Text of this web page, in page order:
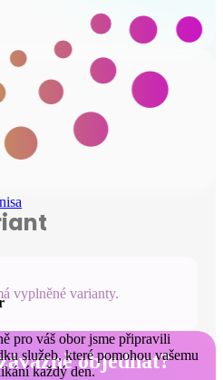
pro váš obor jsme připravili
služeb, které pomohou vašemu
každý den.
vyplněné varianty.
objednat?